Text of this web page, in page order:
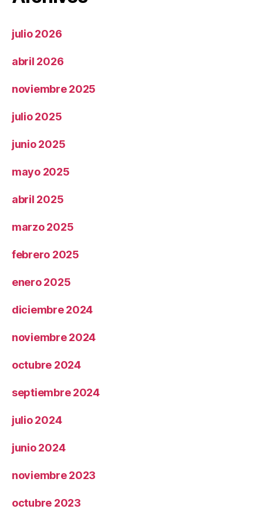
julio 2026
abril 2026
noviembre 2025
julio 2025
junio 2025
mayo 2025
abril 2025
marzo 2025
febrero 2025
enero 2025
diciembre 2024
noviembre 2024
octubre 2024
septiembre 2024
julio 2024
junio 2024
noviembre 2023
octubre 2023